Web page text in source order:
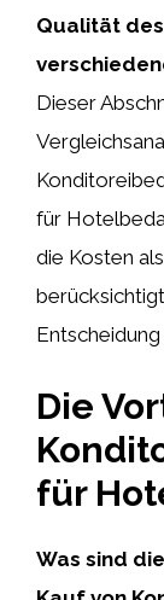
Qualität
Dieser
für
die Kosten
Die
für
Was sind